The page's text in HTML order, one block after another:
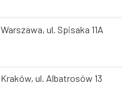
Warszawa, ul. Spisaka 11A
Kraków, ul. Albatrosów 13